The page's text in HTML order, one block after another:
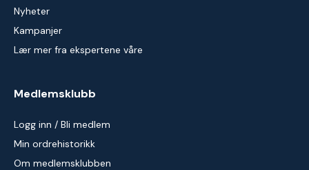
Nyheter
Kampanjer
Lær mer fra ekspertene våre
Medlemsklubb
Logg inn / Bli medlem
Min ordrehistorikk
Om medlemsklubben